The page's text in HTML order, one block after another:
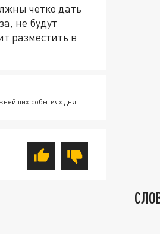
четко дать
не будут
разместить в
событиях дня.